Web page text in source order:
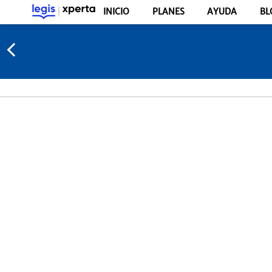
INICIO PLANES AYUDA